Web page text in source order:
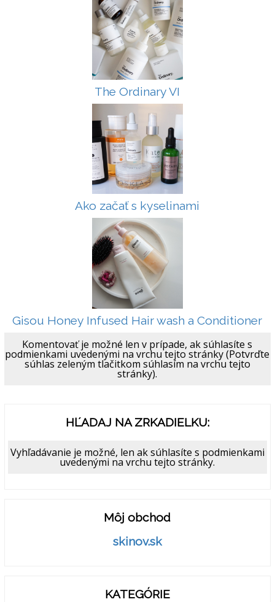
The Ordinary VI
Ako začať s kyselinami
Gisou Honey Infused Hair wash a Conditioner
Komentovať je možné len v prípade, ak súhlasíte s
podmienkami uvedenými na vrchu tejto stránky (Potvrďte
súhlas zeleným tlačitkom súhlasím na vrchu tejto
stránky).
HĽADAJ NA ZRKADIELKU:
Vyhľadávanie je možné, len ak súhlasíte s podmienkami
uvedenými na vrchu tejto stránky.
Môj obchod
skinov.sk
KATEGÓRIE